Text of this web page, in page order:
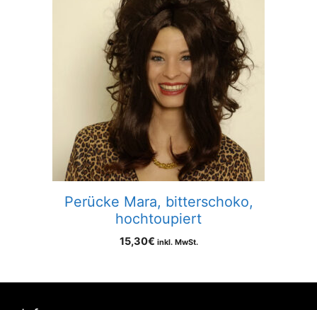
Perücke Mara, bitterschoko,
hochtoupiert
15,30€ inkl. MwSt.